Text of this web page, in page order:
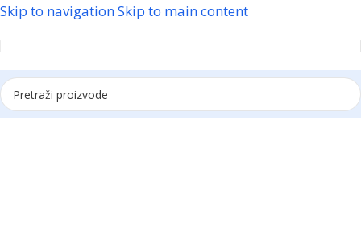
Skip to navigationSkip to main content
Reklama